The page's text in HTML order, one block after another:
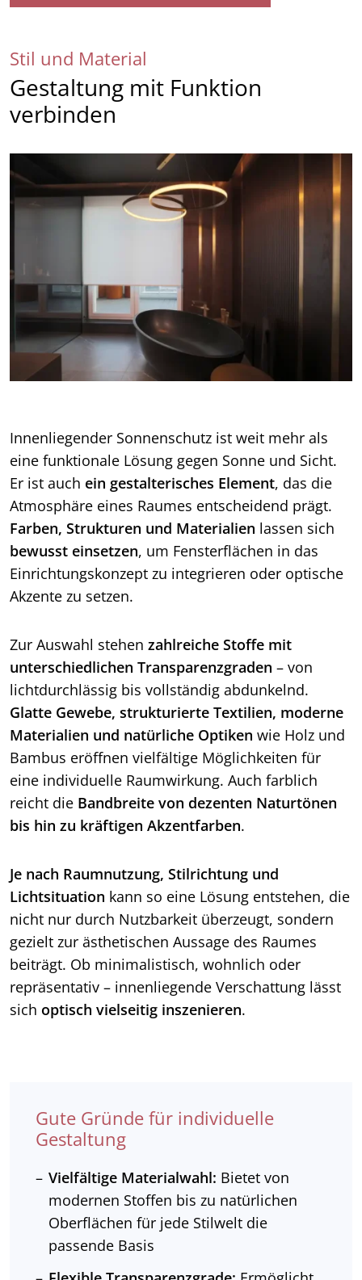
Stil und Material
Gestaltung mit Funktion
verbinden
Innenliegender Sonnenschutz ist weit mehr als
eine funktionale Lösung gegen Sonne und Sicht.
Er ist auch ein gestalterisches Element, das die
Atmosphäre eines Raumes entscheidend prägt.
Farben, Strukturen und Materialien lassen sich
bewusst einsetzen, um Fensterflächen in das
Einrichtungskonzept zu integrieren oder optische
Akzente zu setzen.
Zur Auswahl stehen zahlreiche Stoffe mit
unterschiedlichen Transparenzgraden – von
lichtdurchlässig bis vollständig abdunkelnd.
Glatte Gewebe, strukturierte Textilien, moderne
Materialien und natürliche Optiken wie Holz und
Bambus eröffnen vielfältige Möglichkeiten für
eine individuelle Raumwirkung. Auch farblich
reicht die Bandbreite von dezenten Naturtönen
bis hin zu kräftigen Akzentfarben.
Je nach Raumnutzung, Stilrichtung und
Lichtsituation kann so eine Lösung entstehen, die
nicht nur durch Nutzbarkeit überzeugt, sondern
gezielt zur ästhetischen Aussage des Raumes
beiträgt. Ob minimalistisch, wohnlich oder
repräsentativ – innenliegende Verschattung lässt
sich optisch vielseitig inszenieren.
Gute Gründe für individuelle
Gestaltung
Vielfältige Materialwahl: Bietet von
modernen Stoffen bis zu natürlichen
Oberflächen für jede Stilwelt die
passende Basis